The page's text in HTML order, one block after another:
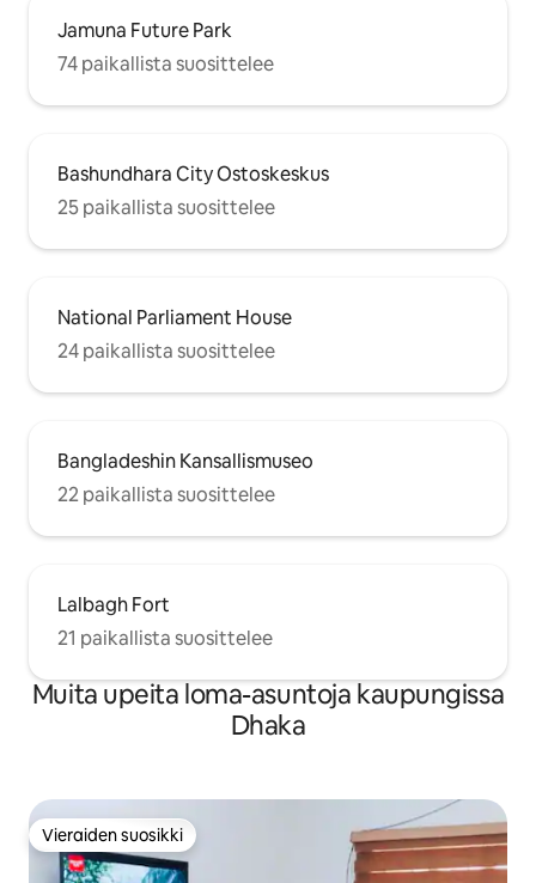
Jamuna Future Park
74 paikallista suosittelee
Bashundhara City Ostoskeskus
25 paikallista suosittelee
National Parliament House
24 paikallista suosittelee
Bangladeshin Kansallismuseo
22 paikallista suosittelee
Lalbagh Fort
21 paikallista suosittelee
Muita upeita loma-asuntoja kaupungissa
Dhaka
Vieraiden suosikki
Vieraiden suosikki